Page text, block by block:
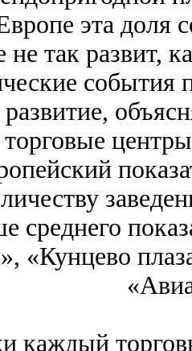
эта доля
так развит,
события
среднего
«Кунцево
каждый